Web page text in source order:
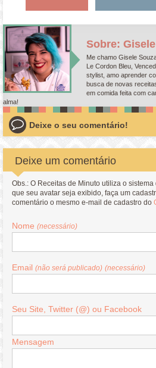
Sobre:
Me chamo Gisele
Le Cordon Bleu,
stylist, amo aprender
busca de novas
em comida feita com
alma!
Deixe o seu comentário!
Deixe um comentário
Obs.: O Receitas de Minuto utiliza o
que seu avatar seja exibido, faça um
comentário o mesmo e-mail de cadastro do
Nome(necessário)
Email(não será publicado) (necessário)
Seu Site, Twitter (@) ou Facebook
Mensagem